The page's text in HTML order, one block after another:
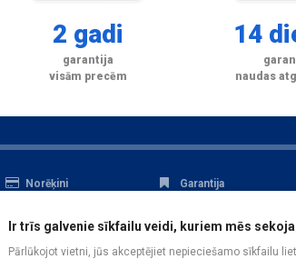
2 gadi
garantija
visām precēm
14
naudas
Norēķini
Serviss
Garantija
Datu aizsardzība
Ir trīs galvenie sīkfailu veidi, kuriem mēs
Pārlūkojot vietni, jūs akceptējiet nepieciešamo sīkfailu